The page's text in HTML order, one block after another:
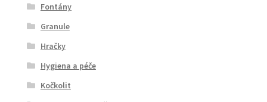
Fontány
Granule
Hračky
Hygiena a péče
Kočkolit